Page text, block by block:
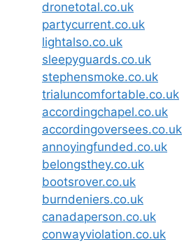
dronetotal.co.uk
partycurrent.co.uk
lightalso.co.uk
sleepyguards.co.uk
stephensmoke.co.uk
trialuncomfortable.co.uk
accordingchapel.co.uk
accordingoversees.co.uk
annoyingfunded.co.uk
belongsthey.co.uk
bootsrover.co.uk
burndeniers.co.uk
canadaperson.co.uk
conwayviolation.co.uk